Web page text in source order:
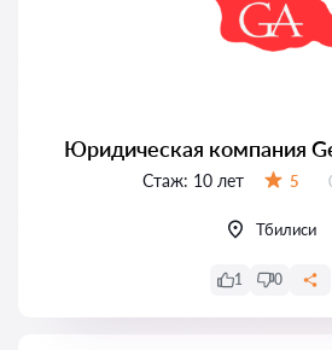
Юридическая компания
Стаж: 10 лет 5
Тбилиси
1 0